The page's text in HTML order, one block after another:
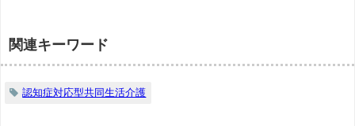
関連キーワード
認知症対応型共同生活介護